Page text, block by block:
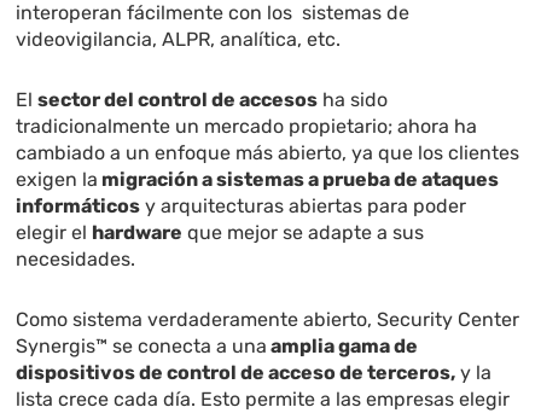
interoperan fácilmente con los sistemas de
videovigilancia, ALPR, analítica, etc.
Elsector del control de accesos ha sido
tradicionalmente un mercado propietario; ahora ha
cambiado a un enfoque más abierto, ya que los clientes
exigen la migración a sistemas a prueba de ataques
informáticos y arquitecturas abiertas para poder
elegir el hardware que mejor se adapte a sus
necesidades.
Como sistema verdaderamente abierto, Security Center
Synergis™ se conecta a una amplia gama de
dispositivos de control de acceso de terceros, y la
lista crece cada día. Esto permite a lasempresas elegir